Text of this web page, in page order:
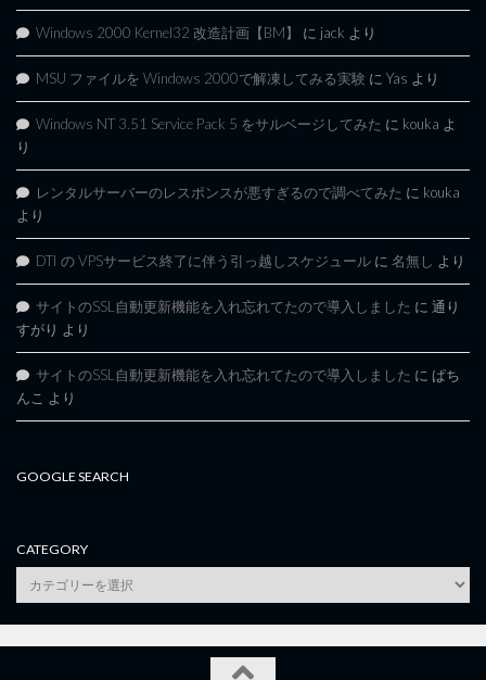
Windows 2000 Kernel32 改造計画【BM】 に jack より
MSU ファイルを Windows 2000で解凍してみる実験 に Yas より
Windows NT 3.51 Service Pack 5 をサルベージしてみた に kouka よ
り
レンタルサーバーのレスポンスが悪すぎるので調べてみた に kouka
より
DTI の VPSサービス終了に伴う引っ越しスケジュール に 名無し より
サイトのSSL自動更新機能を入れ忘れてたので導入しました に 通り
すがり より
サイトのSSL自動更新機能を入れ忘れてたので導入しました に ぱち
んこ より
GOOGLE SEARCH
CATEGORY
category